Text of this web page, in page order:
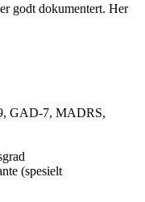
godt dokumentert. Her
GAD-7, MADRS,
(spesielt